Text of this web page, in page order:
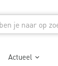
Actueel